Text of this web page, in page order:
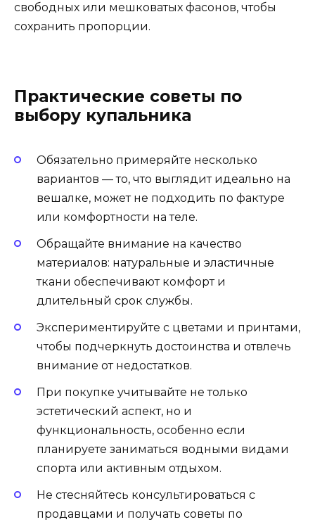
свободных или мешковатых фасонов, чтобы
сохранить пропорции.
Практические советы по
выбору купальника
Обязательно примеряйте несколько
вариантов — то, что выглядит идеально на
вешалке, может не подходить по фактуре
или комфортности на теле.
Обращайте внимание на качество
материалов: натуральные и эластичные
ткани обеспечивают комфорт и
длительный срок службы.
Экспериментируйте с цветами и принтами,
чтобы подчеркнуть достоинства и отвлечь
внимание от недостатков.
При покупке учитывайте не только
эстетический аспект, но и
функциональность, особенно если
планируете заниматься водными видами
спорта или активным отдыхом.
Не стесняйтесь консультироваться с
продавцами и получать советы по